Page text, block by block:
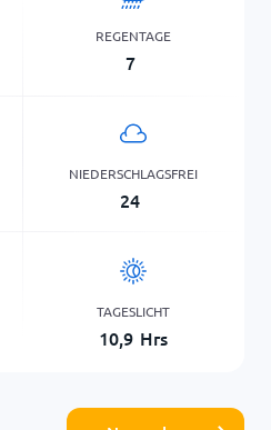
REGENTAGE
7
NIEDERSCHLAGSFREI
24
TAGESLICHT
10,9 Hrs